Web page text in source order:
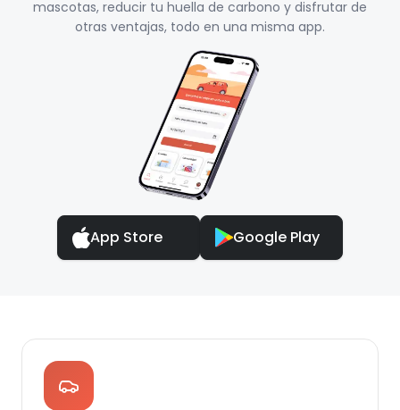
mascotas, reducir tu huella de carbono y disfrutar de
otras ventajas, todo en una misma app.
App Store Google Play